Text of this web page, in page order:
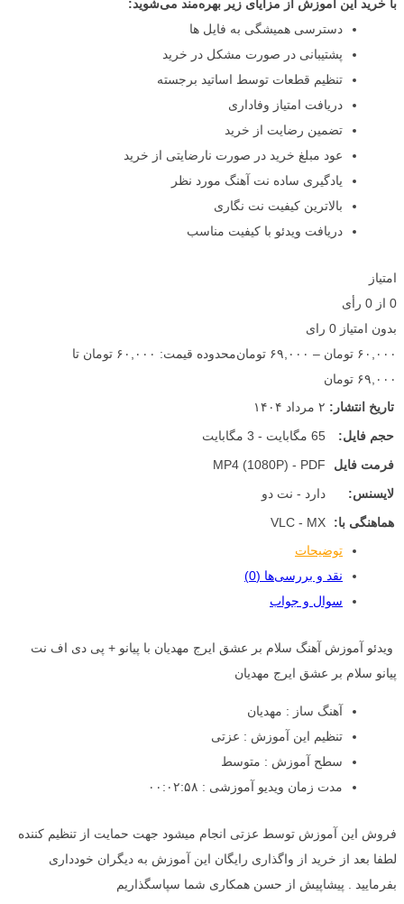
با خرید این آموزش از مزایای زیر بهره‌مند می‌شوید:
دسترسی همیشگی به فایل ها
پشتیبانی در صورت مشکل در خرید
تنظیم قطعات توسط اساتید برجسته
دریافت امتیاز وفاداری
تضمین رضایت از خرید
عود مبلغ خرید در صورت نارضایتی از خرید
یادگیری ساده نت آهنگ مورد نظر
بالاترین کیفیت نت نگاری
دریافت ویدئو با کیفیت مناسب
امتیاز
0 از 0 رأی
بدون امتیاز 0 رای
۶۰,۰۰۰ تومان – ۶۹,۰۰۰ تومان
محدوده قیمت: ۶۰,۰۰۰ تومان تا
۶۹,۰۰۰ تومان
تاریخ انتشار: ۲ مرداد ۱۴۰۴
حجم فایل:
65 مگابایت - 3 مگابایت
فرمت فایل
MP4 (1080P) - PDF
لایسنس:
دارد - نت دو
هماهنگی با:
VLC - MX
توضیحات
نقد و بررسی‌ها (0)
سوال و جواب
ویدئو آموزش آهنگ سلام بر عشق ایرج مهدیان با پیانو + پی دی اف نت
پیانو سلام بر عشق ایرج مهدیان
آهنگ ساز : مهدیان
تنظیم این آموزش : عزتی
سطح آموزش : متوسط
مدت زمان ویدیو آموزشی : ۰۰:۰۲:۵۸
فروش این آموزش توسط عزتی انجام میشود جهت حمایت از تنظیم کننده
لطفا بعد از خرید از واگذاری رایگان این آموزش به دیگران خودداری
بفرمایید . پیشاپیش از حسن همکاری شما سپاسگذاریم